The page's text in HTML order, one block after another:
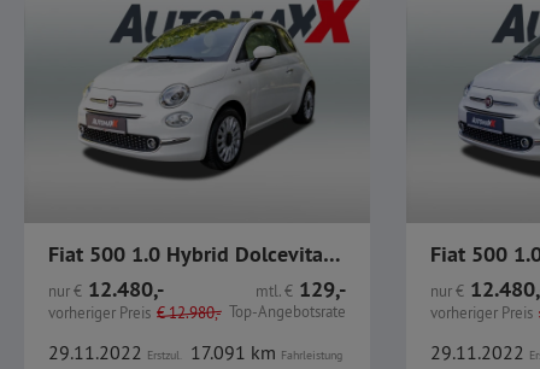
Fiat 500 1.0 Hybrid Dolcevita GJR PDC CarPlay
nur€ 12.480,-
vorheriger Preis €12.980,-
mtl.€ 129,-
Top-Angebotsrate
29.11.2022 Erstzul. 17.091 km Fahrleistung
nur€
vorheriger Preis
29.11.2022